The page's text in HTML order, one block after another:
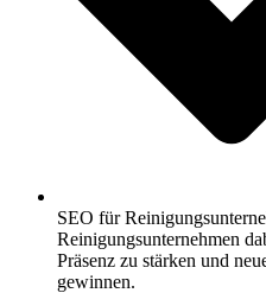
SEO für
Reinigungsunternehmen
Präsenz zu stärken und
gewinnen.